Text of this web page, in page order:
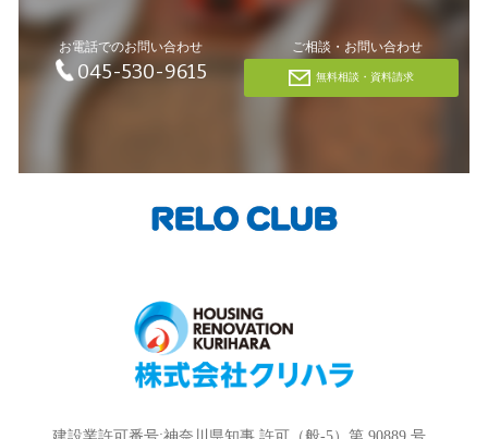
お電話でのお問い合わせ
045-530-9615
ご相談・お問い合わせ
無料相談・資料請求